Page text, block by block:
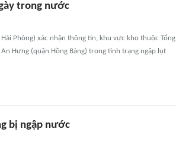
trong nước
Phòng) xác nhận thông tin, khu vực kho thuộc Tổng
Hưng (quận Hồng Bàng) trong tình trạng ngập lụt
bị ngập nước